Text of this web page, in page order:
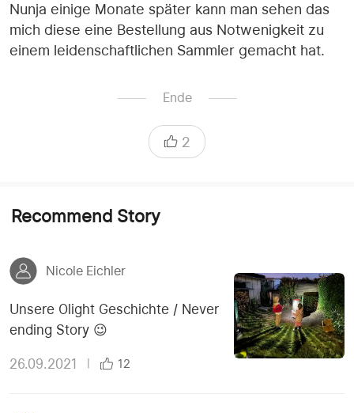
Nunja einige Monate später kann man sehen das
mich diese eine Bestellung aus Notwenigkeit zu
einem leidenschaftlichen Sammler gemacht hat.
Ende
2
Recommend Story
Nicole Eichler
Unsere Olight Geschichte / Never
ending Story 😉
26.09.2021 | 12